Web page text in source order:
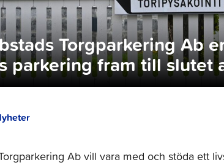
Torgparkering Ab
parkering fram till slutet
Ab vill vara med och stöda ett